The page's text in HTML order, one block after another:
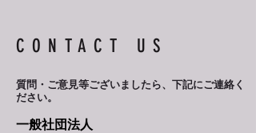
CONTACT US
質問・ご意見等ございましたら、 下記にご連絡く
ださい。
一般社団法人